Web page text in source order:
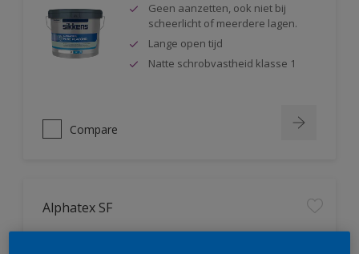
Geen aanzetten, ook niet bij
scheerlicht of meerdere lagen.
Lange open tijd
Natte schrobvastheid klasse 1
Compare
Alphatex SF